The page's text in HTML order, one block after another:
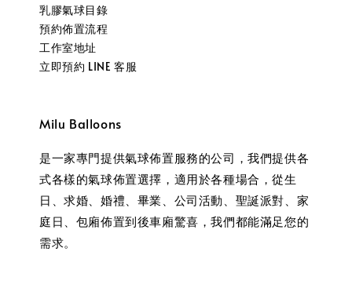
乳膠氣球目錄
預約佈置流程
工作室地址
立即預約 LINE 客服
Milu Balloons
是一家專門提供氣球佈置服務的公司，我們提供各
式各樣的氣球佈置選擇，適用於各種場合，從生
日、求婚、婚禮、畢業、公司活動、聖誕派對、家
庭日、包廂佈置到後車廂驚喜，我們都能滿足您的
需求。